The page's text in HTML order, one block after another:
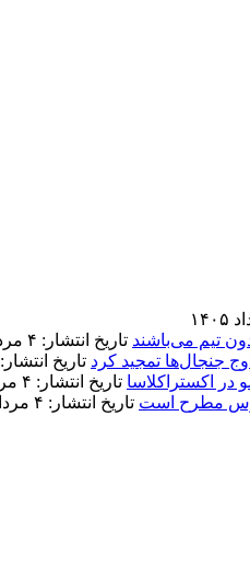
تیم می‌باشند تاریخ انتشار: ۴ مرداد ۱۴۰۵
جنجال‌ها تمجید کرد تاریخ انتشار: ۴ مرداد ۱۴۰۵
در اکستراکلاسا تاریخ انتشار: ۴ مرداد ۱۴۰۵
مطرح است تاریخ انتشار: ۴ مرداد ۱۴۰۵